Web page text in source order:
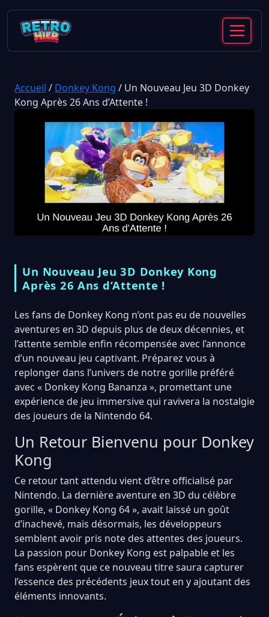
Accueil / Donkey Kong / Un Nouveau Jeu 3D Donkey
Kong Après 26 Ans d’Attente !
Un Nouveau Jeu 3D Donkey Kong
Après 26 Ans d’Attente !
Les fans de Donkey Kong n’ont pas eu de nouvelles
aventures en 3D depuis plus de deux décennies, et
l’attente semble enfin récompensée avec l’annonce
d’un nouveau jeu captivant. Préparez vous à
replonger dans l’univers de notre gorille préféré
avec « Donkey Kong Bananza », promettant une
expérience de jeu immersive qui ravivera la nostalgie
des joueurs de la Nintendo 64.
Un Retour Bienvenu pour Donkey
Kong
Ce retour tant attendu vient d’être officialisé par
Nintendo. La dernière aventure en 3D du célèbre
gorille, « Donkey Kong 64 », avait laissé un goût
d’inachevé, mais désormais, les développeurs
semblent avoir pris note des attentes des joueurs.
La passion pour Donkey Kong est palpable et les
fans espèrent que ce nouveau titre saura capturer
l’essence des précédents jeux tout en y ajoutant des
éléments innovants.